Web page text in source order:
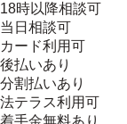
18時以降相談可
当日相談可
カード利用可
後払いあり
分割払いあり
法テラス利用可
着手金無料あり